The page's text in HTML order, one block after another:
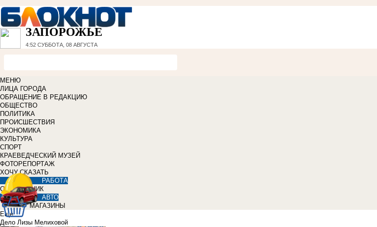
ЗАПОРОЖЬЕ
4:52 СУББОТА, 08 АВГУСТА
МЕНЮ
ЛИЦА ГОРОДА
ОБРАЩЕНИЕ В РЕДАКЦИЮ
ОБЩЕСТВО
ПОЛИТИКА
ПРОИСШЕСТВИЯ
ЭКОНОМИКА
КУЛЬТУРА
СПОРТ
КРАЕВЕДЧЕСКИЙ МУЗЕЙ
ФОТОРЕПОРТАЖ
ХОЧУ СКАЗАТЬ
РАБОТА
СПРАВОЧНИК
АВТО
МАГАЗИНЫ
Еще
Дело Лизы Мелиховой